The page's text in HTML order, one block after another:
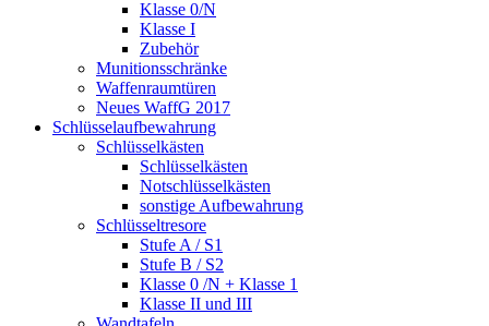
Klasse 0/N
Klasse I
Zubehör
Munitionsschränke
Waffenraumtüren
Neues WaffG 2017
Schlüsselaufbewahrung
Schlüsselkästen
Schlüsselkästen
Notschlüsselkästen
sonstige Aufbewahrung
Schlüsseltresore
Stufe A / S1
Stufe B / S2
Klasse 0 /N + Klasse 1
Klasse II und III